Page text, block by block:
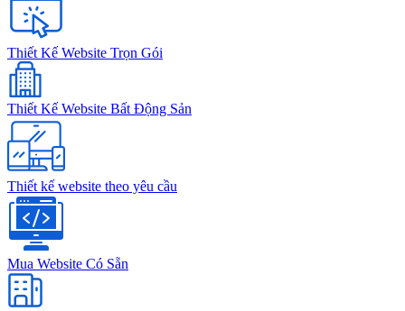
Thiết Kế Website Trọn Gói
Thiết Kế Website Bất Động Sản
Thiết kế website theo yêu cầu
Mua Website Có Sẵn